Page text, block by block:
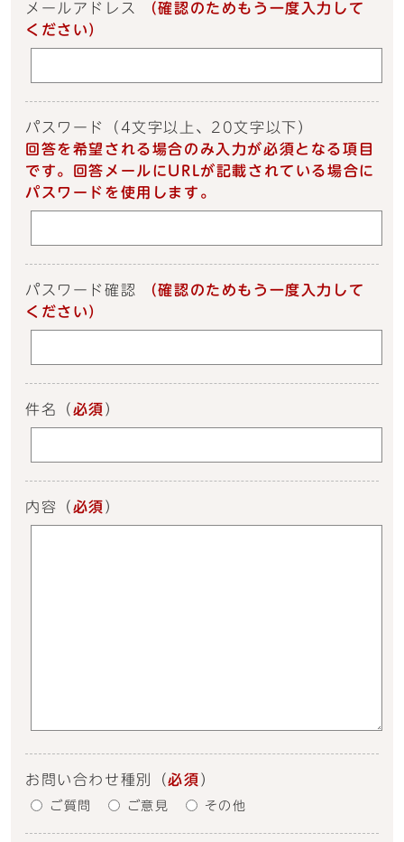
メールアドレス
（確認のためもう一度入力して
ください）
パスワード
（4文字以上、20文字以下）
回答を希望される場合のみ入力が必須となる項目
です。回答メールにURLが記載されている場合に
パスワードを使用します。
パスワード確認
（確認のためもう一度入力して
ください）
件名 （ 必須 ）
内容 （ 必須 ）
お問い合わせ種別 （必須 ）
ご質問 ご意見 その他